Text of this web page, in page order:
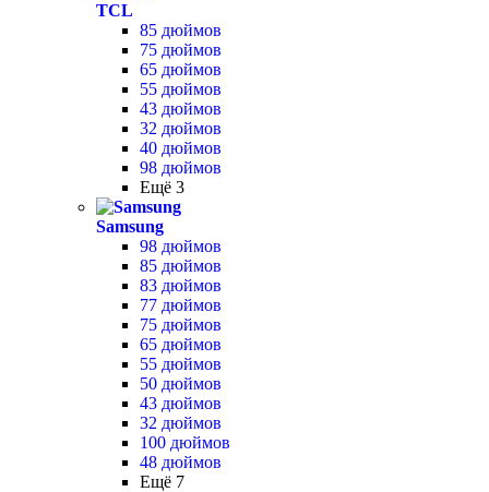
TCL
85 дюймов
75 дюймов
65 дюймов
55 дюймов
43 дюймов
32 дюймов
40 дюймов
98 дюймов
Ещё 3
Samsung
98 дюймов
85 дюймов
83 дюймов
77 дюймов
75 дюймов
65 дюймов
55 дюймов
50 дюймов
43 дюймов
32 дюймов
100 дюймов
48 дюймов
Ещё 7